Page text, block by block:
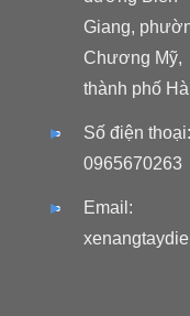
Giang,
Chương Mỹ,
thành phố
Số điện thoại:
0965670263
Email: